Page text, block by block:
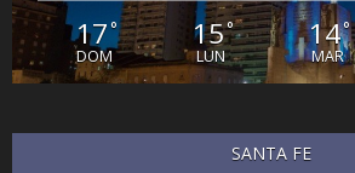
17°
DOM
15°
LUN
14°
MAR
SANTA FE